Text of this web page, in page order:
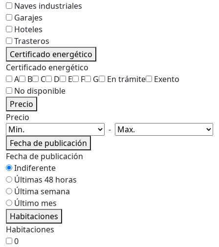
Naves industriales
Garajes
Hoteles
Trasteros
Certificado energético
Certificado energético
A
B C D E F G En trámite
Exento
No disponible
Precio
Precio
-
Fecha de publicación
Fecha de publicación
Indiferente
Últimas 48 horas
Última semana
Último mes
Habitaciones
Habitaciones
0